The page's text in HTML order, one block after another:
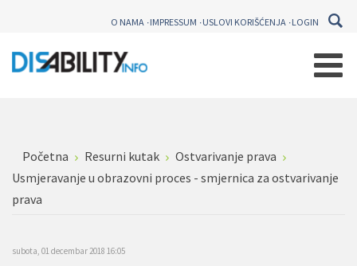
O NAMA IMPRESSUM USLOVI KORIŠĆENJA LOGIN
Početna Resurni kutak
Ostvarivanje prava
Usmjeravanje u obrazovni proces - smjernica za ostvarivanje
prava
subota, 01 decembar 2018 16:05